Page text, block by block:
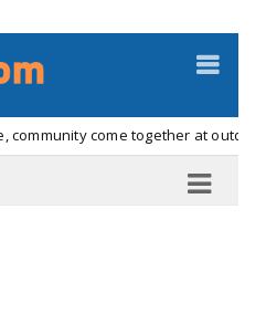
outdoor facility Headline